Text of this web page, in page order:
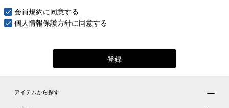
会員規約に同意する
個人情報保護方針に同意する
登録
アイテムから探す